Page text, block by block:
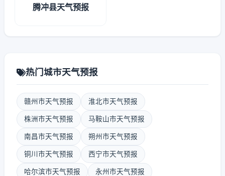
腾冲县天气预报
热门城市天气预报
赣州市天气预报 淮北市天气预报
株洲市天气预报 马鞍山市天气预报
南昌市天气预报 朔州市天气预报
铜川市天气预报 西宁市天气预报
哈尔滨市天气预报 永州市天气预报